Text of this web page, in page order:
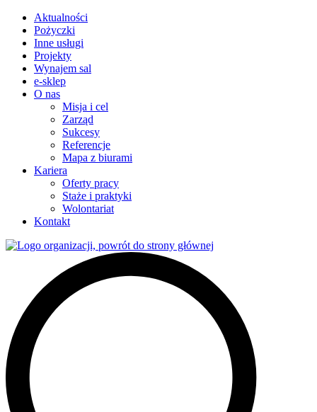
Aktualności
Pożyczki
Inne usługi
Projekty
Wynajem sal
e-sklep
O nas
Misja i cel
Zarząd
Sukcesy
Referencje
Mapa z biurami
Kariera
Oferty pracy
Staże i praktyki
Wolontariat
Kontakt